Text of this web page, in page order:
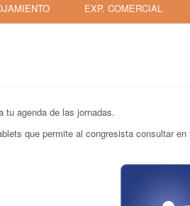
EXP. COMERCIAL
agenda de las jornadas.
que permite al congresista consultar en